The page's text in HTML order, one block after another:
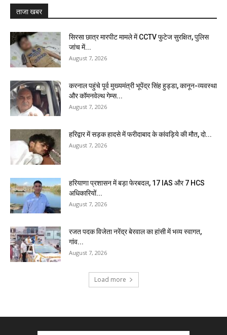
ताजा खबर
सिरसा छात्र मारपीट मामले में CCTV फुटेज सुरक्षित, पुलिस
जांच में...
August 7, 2026
करनाल पहुंचे पूर्व मुख्यमंत्री भूपेंद्र सिंह हुड्डा, कानून-व्यवस्था
और कॉमनवेल्थ गेम्स...
August 7, 2026
हरिद्वार में सड़क हादसे में फरीदाबाद के कांवड़िये की मौत, दो...
August 7, 2026
हरियाणा प्रशासन में बड़ा फेरबदल, 17 IAS और 7 HCS
अधिकारियों...
August 7, 2026
रजत पदक विजेता नरेंद्र बेरवाल का हांसी में भव्य स्वागत,
गांव...
August 7, 2026
Load more